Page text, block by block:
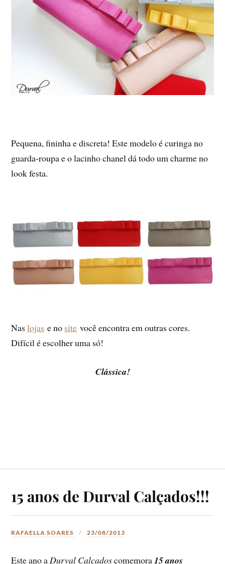
Pequena, fininha e discreta! Este modelo é curinga no
guarda-roupa e o lacinho chanel dá todo um charme no
look festa.
Naslojas e no site você encontra em outras cores.
Difícil é escolher uma só!
Clássica!
15 anos de Durval Calçados!!!
RAFAELLA SOARES 23/08/2013
Este ano a Durval Calçadoscomemora15 anos